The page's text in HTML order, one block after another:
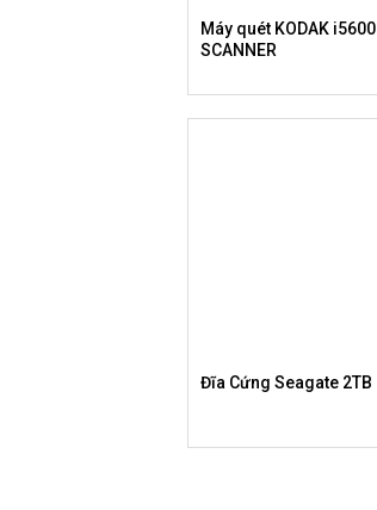
Máy quét KODAK i5600
SCANNER
Đĩa Cứng Seagate 2TB